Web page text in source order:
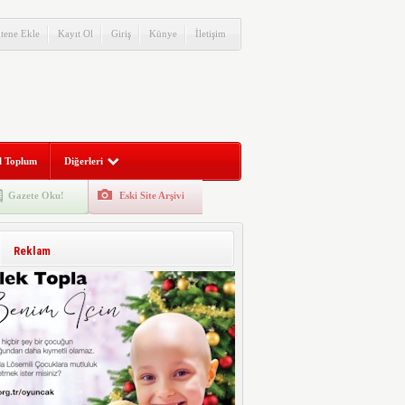
Ekle Kayıt Ol Giriş Künye İletişim
Toplum Diğerleri
Gazete Oku! Eski Site Arşivi
Reklam